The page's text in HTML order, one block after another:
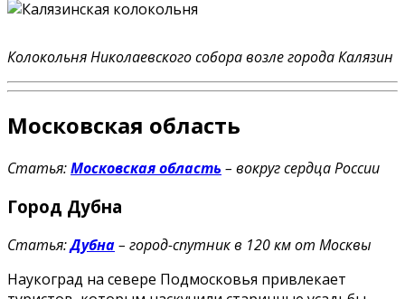
Колокольня Николаевского собора возле города Калязин
Московская область
Статья:Московская область – вокруг сердца России
Город Дубна
Статья:Дубна– город-спутник в 120 км от Москвы
Наукоград на севере Подмосковья привлекает